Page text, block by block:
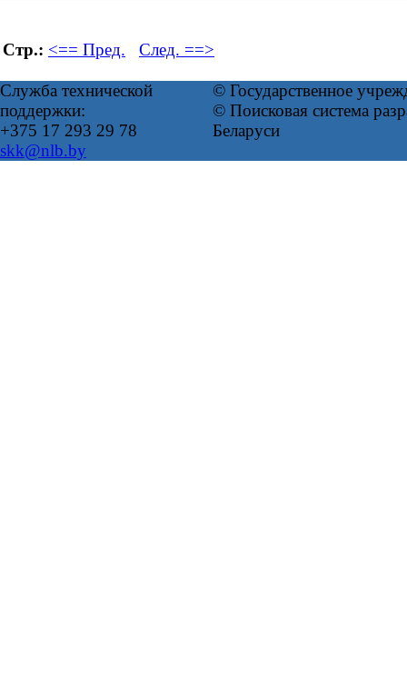
Стр.: <== Пред. След. ==>
Служба технической
поддержки:
+375 17 293 29 78
skk@nlb.by
© Государственное
© Поисковая система
Беларуси